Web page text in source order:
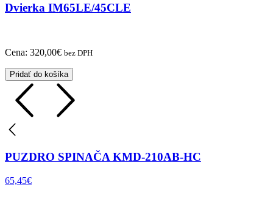
Dvierka IM65LE/45CLE
Cena: 320,00€ bez DPH
Pridať do košíka
PUZDRO SPINAČA KMD-210AB-HC
65,45€